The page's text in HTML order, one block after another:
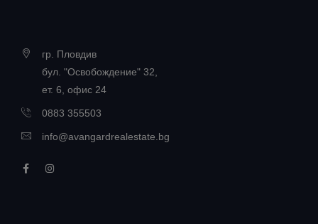
гр. Пловдив
бул. "Освобождение" 32,
ет. 6, офис 24
0883 355503
info@avangardrealestate.bg